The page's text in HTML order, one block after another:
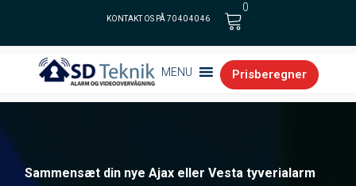
KONTAKT OS PÅ 70 40 40 46
0
MENU Prisberegner
Sammensæt din nye Ajax eller Vesta tyverialarm